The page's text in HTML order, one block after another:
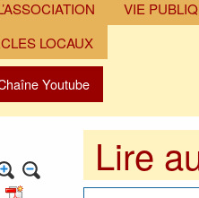
VIE
LOCAUX
Youtube
Lire